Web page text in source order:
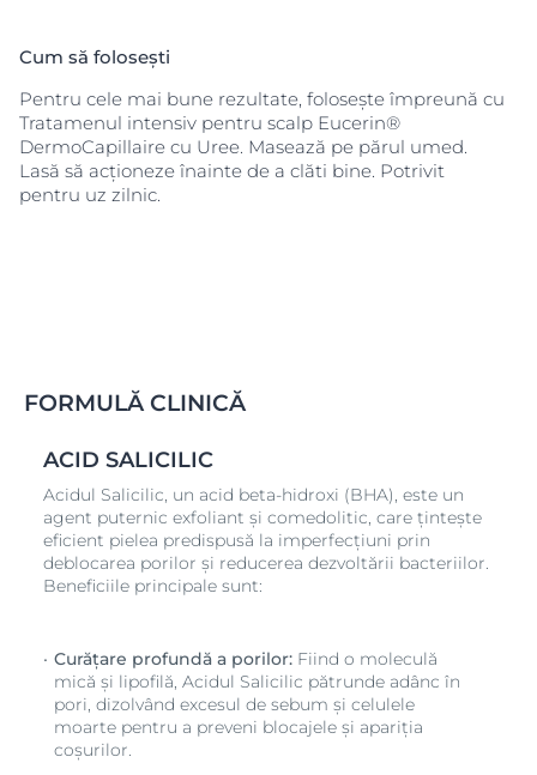
Cum să folosești
Pentru cele mai bune rezultate, folosește împreună cu
Tratamenul intensiv pentru scalp Eucerin®
DermoCapillaire cu Uree. Masează pe părul umed.
Lasă să acționeze înainte de a clăti bine. Potrivit
pentru uz zilnic.
FORMULĂ CLINICĂ
ACID SALICILIC
Acidul Salicilic, un acid beta-hidroxi (BHA), este un
agent puternic exfoliant și comedolitic, care țintește
eficient pielea predispusă la imperfecțiuni prin
deblocarea porilor și reducerea dezvoltării bacteriilor.
Beneficiile principale sunt:
Curățare profundă a porilor: Fiind o moleculă
mică și lipofilă, Acidul Salicilic pătrunde adânc în
pori, dizolvând excesul de sebum și celulele
moarte pentru a preveni blocajele și apariția
coșurilor.